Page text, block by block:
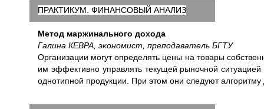
ПРАКТИКУМ. ФИНАНСОВЫЙ АНАЛИЗ
Метод маржинального дохода
Галина КЕВРА, экономист, преподаватель БГТУ
Организации могут определять цены на товары
им эффективно управлять текущей рыночной
однотипной продукции. При этом они следуют